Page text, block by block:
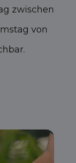
zwischen
von